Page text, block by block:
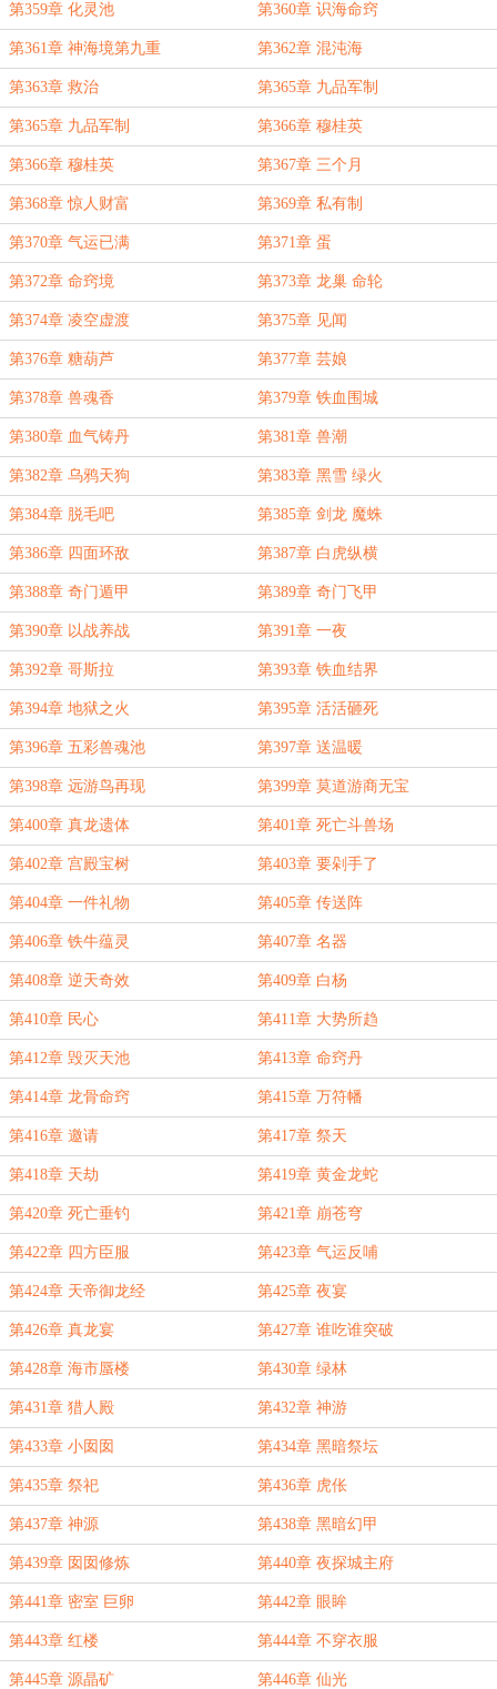
第359章 化灵池 第360章 识海命窍
第361章 神海境第九重 第362章 混沌海
第363章 救治 第365章 九品军制
第365章 九品军制 第366章 穆桂英
第366章 穆桂英 第367章 三个月
第368章 惊人财富 第369章 私有制
第370章 气运已满 第371章 蛋
第372章 命窍境 第373章 龙巢 命轮
第374章 凌空虚渡 第375章 见闻
第376章 糖葫芦 第377章 芸娘
第378章 兽魂香 第379章 铁血围城
第380章 血气铸丹 第381章 兽潮
第382章 乌鸦天狗 第383章 黑雪 绿火
第384章 脱毛吧 第385章 剑龙 魔蛛
第386章 四面环敌 第387章 白虎纵横
第388章 奇门遁甲 第389章 奇门飞甲
第390章 以战养战 第391章 一夜
第392章 哥斯拉 第393章 铁血结界
第394章 地狱之火 第395章 活活砸死
第396章 五彩兽魂池 第397章 送温暖
第398章 远游鸟再现 第399章 莫道游商无宝
第400章 真龙遗体 第401章 死亡斗兽场
第402章 宫殿宝树 第403章 要剁手了
第404章 一件礼物 第405章 传送阵
第406章 铁牛蕴灵 第407章 名器
第408章 逆天奇效 第409章 白杨
第410章 民心 第411章 大势所趋
第412章 毁灭天池 第413章 命窍丹
第414章 龙骨命窍 第415章 万符幡
第416章 邀请 第417章 祭天
第418章 天劫 第419章 黄金龙蛇
第420章 死亡垂钓 第421章 崩苍穹
第422章 四方臣服 第423章 气运反哺
第424章 天帝御龙经 第425章 夜宴
第426章 真龙宴 第427章 谁吃谁突破
第428章 海市蜃楼 第430章 绿林
第431章 猎人殿 第432章 神游
第433章 小囡囡 第434章 黑暗祭坛
第435章 祭祀 第436章 虎伥
第437章 神源 第438章 黑暗幻甲
第439章 囡囡修炼 第440章 夜探城主府
第441章 密室 巨卵 第442章 眼眸
第443章 红楼 第444章 不穿衣服
第445章 源晶矿 第446章 仙光